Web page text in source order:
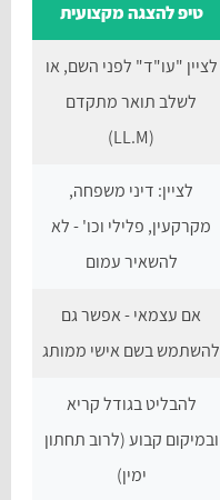
טיפ להצגה מקצועית
לציין "עו"ד" לפני השם, או
לשלב תואר מתקדם
(LL.M)
לציין: דיני משפחה,
מקרקעין, פלילי וכו' - לא
להשאיר עמום
אם עצמאי - אפשר גם
להשתמש בשם אישי ממותג
להבליט בגודל קריא
ובמיקום קבוע (לרוב תחתון
ימין)